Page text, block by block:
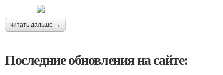
читать дальше →
Последние обновления на сайте: